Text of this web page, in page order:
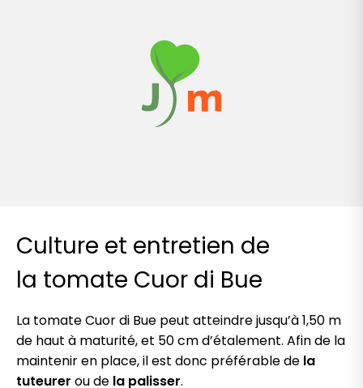
Culture et entretien de
la tomate Cuor di Bue
La tomate Cuor di Bue peut atteindre jusqu’à 1,50 m
de haut à maturité, et 50 cm d’étalement. Afin de la
maintenir en place, il est donc préférable de la
tuteurer ou de la palisser.